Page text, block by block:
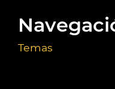
Temas